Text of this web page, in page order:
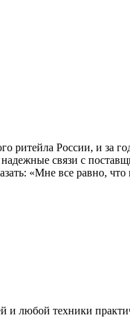
России, и за
надежные связи с
«Мне все равно, что
и любой техники